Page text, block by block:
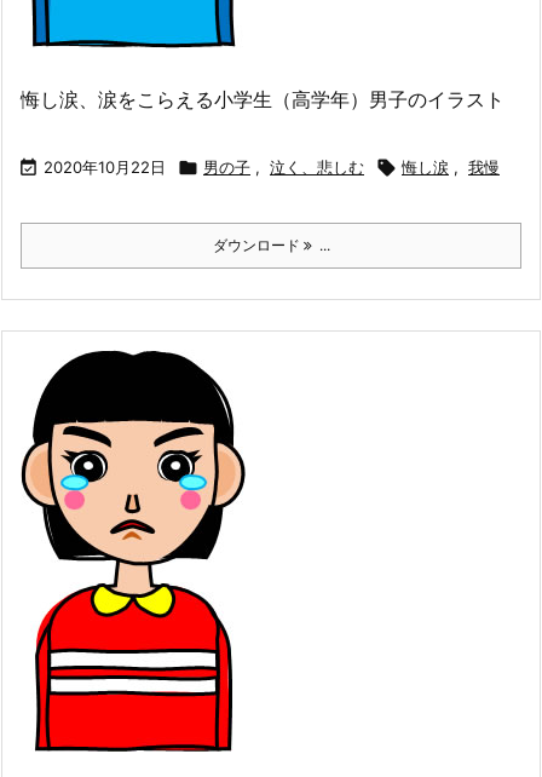
悔し涙、涙をこらえる小学生（高学年）男子のイラスト
 2020年10月22日  男の子 , 泣く、悲しむ  悔し涙 , 我慢
ダウンロード ...